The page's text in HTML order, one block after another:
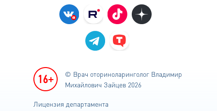
© Врач оториноларинголог Владимир
Михайлович Зайцев 2026
Лицензия департамента